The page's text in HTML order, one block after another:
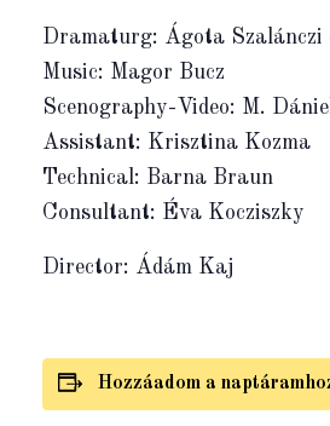
Dramaturg: Ágota Szalánczi
Music: Magor Bucz
Scenography-Video: M.
Assistant: Krisztina Kozma
Technical: Barna Braun
Consultant: Éva Kocziszky
Director: Ádám Kaj
Hozzáadom a